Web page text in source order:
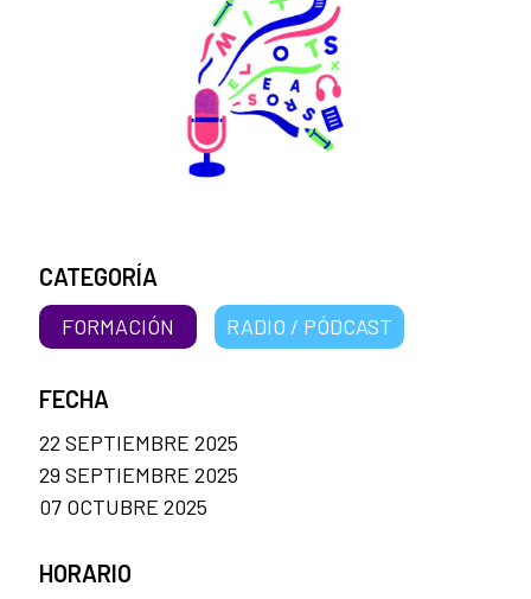
CATEGORÍA
FORMACIÓN RADIO / PÓDCAST
FECHA
22 SEPTIEMBRE 2025
29 SEPTIEMBRE 2025
07 OCTUBRE 2025
HORARIO